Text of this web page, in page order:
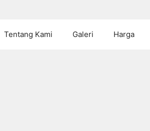
Tentang Kami Galeri Harga